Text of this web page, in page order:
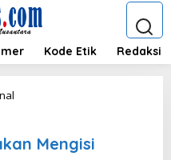
Kode Etik Redaksi
i
t
Mengisi